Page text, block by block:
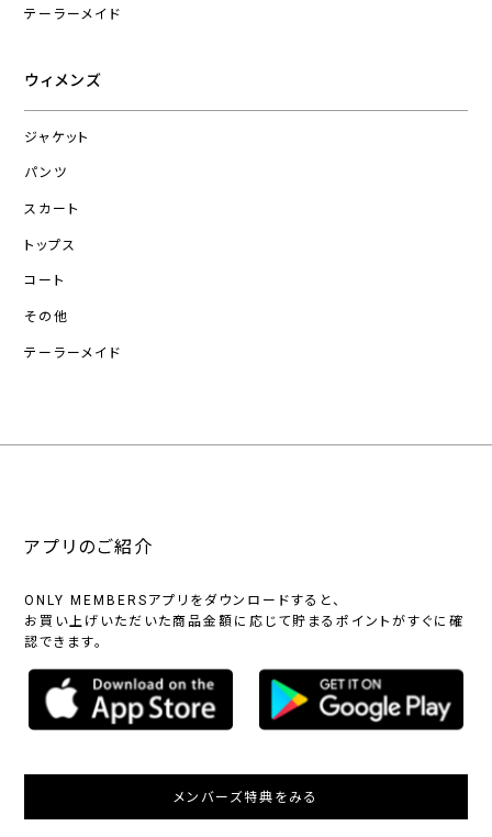
テーラーメイド
ウィメンズ
ジャケット
パンツ
スカート
トップス
コート
その他
テーラーメイド
アプリのご紹介
ONLY MEMBERSアプリをダウンロードすると、
お買い上げいただいた商品金額に応じて貯まるポイントがすぐに確
認できます。
メンバーズ特典をみる